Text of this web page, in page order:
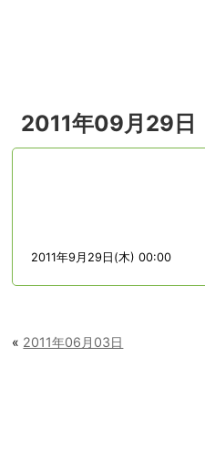
2011年09月29日
2011年9月29日(木) 00:00
« 2011年06月03日